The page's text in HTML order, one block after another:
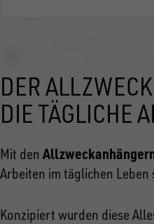
DER
DIE TÄGLICHE
Mit den
Arbeiten im täglichen
Konzipiert wurden diese